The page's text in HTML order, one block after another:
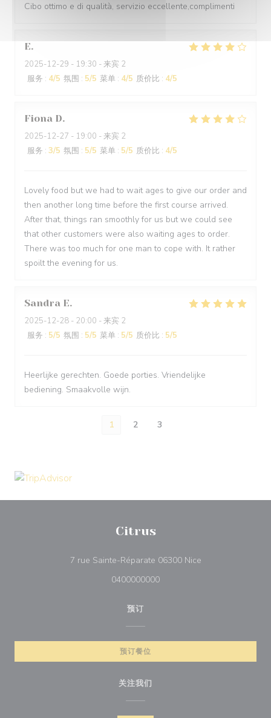
Cibo ottimo e di qualità, servizio eccellente,complimenti
E
2025-12-29 - 19:30 - 来宾 2
服务 : 4/5 氛围 : 5/5 菜单 : 4/5 质价比 : 4/5
Fiona D
2025-12-27 - 19:00 - 来宾 2
服务 : 3/5 氛围 : 5/5 菜单 : 5/5 质价比 : 4/5
Lovely food but we had to wait ages to give our order and
then another long time before the first course arrived.
After that, things ran smoothly for us but we could see
that other customers were also waiting ages to order.
There was too much for one man to cope with. It rather
spoilt the evening for us.
Sandra E
2025-12-28 - 20:00 - 来宾 2
服务 : 5/5 氛围 : 5/5 菜单 : 5/5 质价比 : 5/5
Heerlijke gerechten. Goede porties. Vriendelijke
bediening. Smaakvolle wijn.
1 2 3
Citrus
7 rue Sainte-Réparate 06300 Nice((在新窗口中打开))
0400000000
预订
预订餐位
关注我们